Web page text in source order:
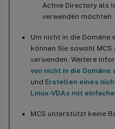
Active Directory als
verwenden möchten.
Um nicht in die Domäne
können Sie sowohl
verwenden. Weitere
von nicht in die Domäne
und Erstellen eines
Linux-VDAs mit
MCS unterstützt keine